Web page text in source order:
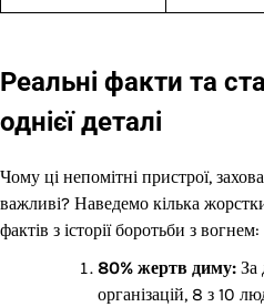
Реальні факти та
однієї деталі
Чому ці непомітні пристрої,
важливі? Наведемо кілька
фактів з історії боротьби з вогнем:
80% жертв диму: За
організацій, 8 з 10